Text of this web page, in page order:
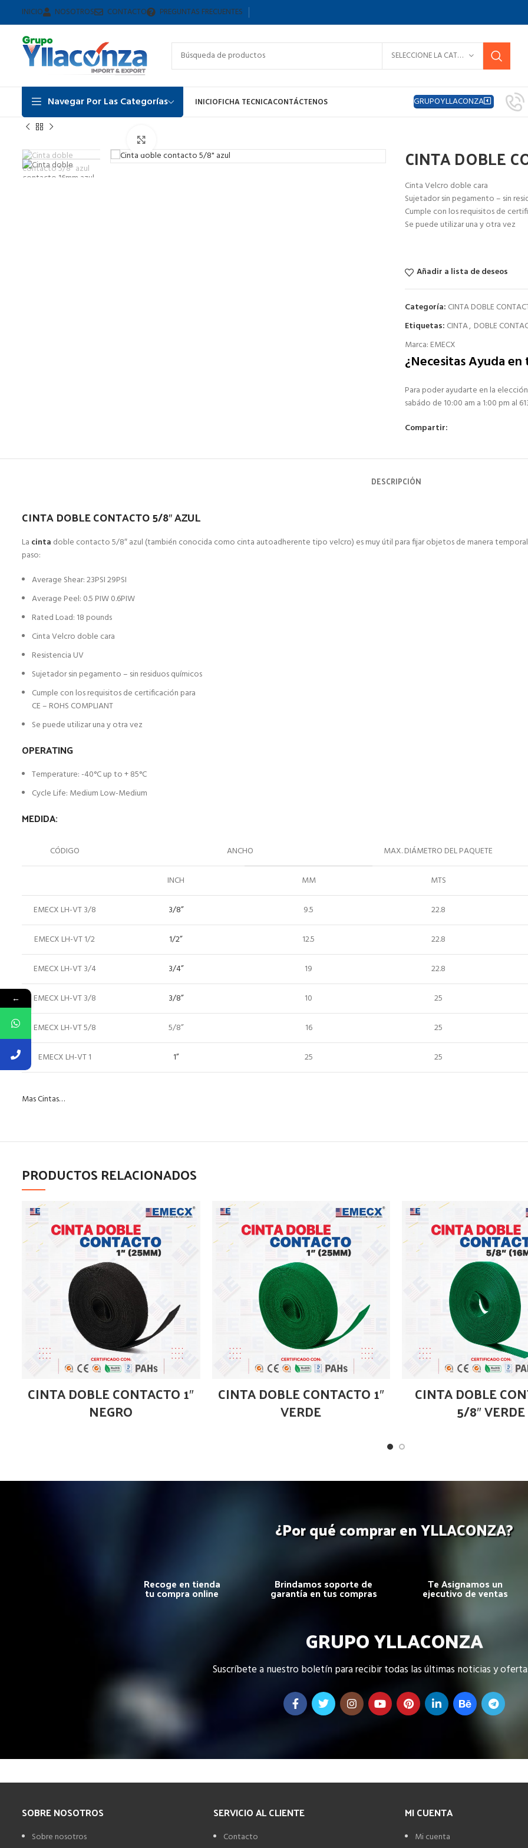
INICIO NOSOTROS CONTACTO PREGUNTAS FRECUENTES
SELECCIONE LA CATEGORÍA
Navegar Por Las Categorías INICIOFICHA TECNICACONTÁCTENOS GRUPOYLLACONZA
Inicio CINTA DOBLE CONTACTO CINTA DOBLE CONTACTO 5/8″ AZUL
CINTA DOBLE
Cinta Velcro doble cara
Sujetador sin pegamento – sin
Cumple con los requisitos de
Se puede utilizar una y otra vez
Añadir a lista de deseos
Categoría: CINTA DOBLE
Etiquetas: CINTA, DOBLE
Marca: EMECX
¿Necesitas Ayuda
Para poder ayudarte en la
sabádo de 10:00 am a 1:00 pm al
Compartir:
DESCRIPCIÓN
CINTA DOBLE CONTACTO 5/8″ AZUL
La cinta doble contacto 5/8″ azul (también conocida como cinta autoadherente tipo velcro) es muy útil para fijar objetos de manera
paso:
Average Shear: 23PSI 29PSI
Average Peel: 0.5 PIW 0.6PIW
Rated Load: 18 pounds
Cinta Velcro doble cara
Resistencia UV
Sujetador sin pegamento – sin residuos químicos
Cumple con los requisitos de certificación para
CE – ROHS COMPLIANT
Se puede utilizar una y otra vez
OPERATING
Temperature: -40°C up to + 85°C
Cycle Life: Medium Low-Medium
MEDIDA:
CÓDIGO ANCHO MAX. DIÁMETRO DEL PAQUETE
INCH MM MTS
EMECX LH-VT 3/8 3/8” 9.5 22.8
EMECX LH-VT 1/2 1/2” 12.5 22.8
EMECX LH-VT 3/4 3/4” 19 22.8
EMECX LH-VT 3/8 3/8” 10 25
EMECX LH-VT 5/8 5/8” 16 25
EMECX LH-VT 1 1” 25 25
Mas Cintas…
PRODUCTOS RELACIONADOS
CINTA DOBLE CONTACTO 1″
NEGRO
CINTA DOBLE CONTACTO 1″
VERDE
CINTA DOBLE
5/8″ VERDE
¿Por qué comprar en YLLACONZA?
Recoge en tienda
tu compra online
Brindamos soporte de
garantía en tus compras
Te Asignamos un
ejecutivo de ventas
GRUPO YLLACONZA
Suscríbete a nuestro boletín para recibir todas las últimas noticias y
SOBRE NOSOTROS
Sobre nosotros
SERVICIO AL CLIENTE
Contacto
MI CUENTA
Mi cuenta
←